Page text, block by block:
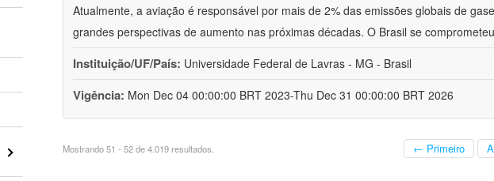
Atualmente, a aviação é responsável por mais de 2% das emissões globais de
grandes perspectivas de aumento nas próximas décadas. O Brasil se comprometeu
Instituição/UF/País: Universidade Federal de Lavras - MG - Brasil
Vigência: Mon Dec 04 00:00:00 BRT 2023-Thu Dec 31 00:00:00 BRT 2026
Mostrando 51 - 52 de 4.019 resultados. ← Primeiro